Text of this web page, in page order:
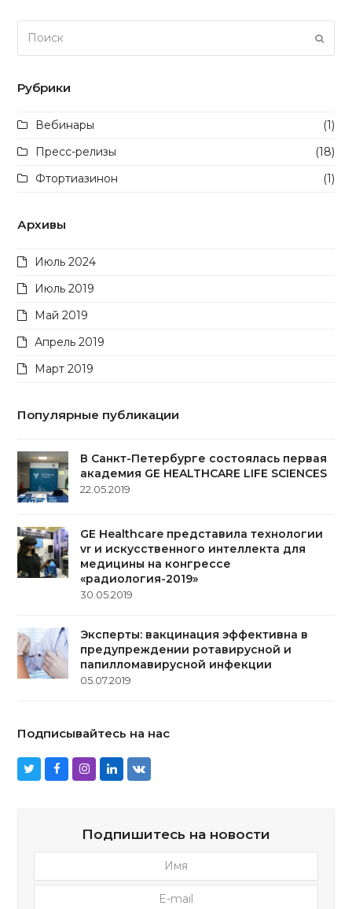
Рубрики
Вебинары
(1)
Пресс-релизы
(18)
Фтортиазинон
(1)
Архивы
Июль 2024
Июль 2019
Май 2019
Апрель 2019
Март 2019
Популярные публикации
В Санкт-Петербурге состоялась первая
академия GE HEALTHCARE LIFE SCIENCES
22.05.2019
GE Healthcare представила технологии
vr и искусcтвенного интеллекта для
медицины на конгрессе
«радиология-2019»
30.05.2019
Эксперты: вакцинация эффективна в
предупреждении ротавирусной и
папилломавирусной инфекции
05.07.2019
Подписывайтесь на нас
TwitterFacebookInstagram
LinkedIn
VK
Подпишитесь на новости
mail